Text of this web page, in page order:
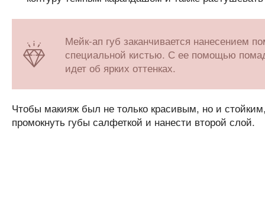
Мейк-ап губ заканчивается нанесением
специальной кистью. С ее помощью
идет об ярких оттенках.
Чтобы макияж был не только красивым, но и
промокнуть губы салфеткой и нанести второй слой.